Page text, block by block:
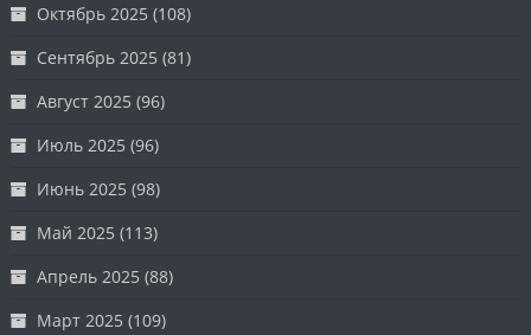
Октябрь 2025 (108)
Сентябрь 2025 (81)
Август 2025 (96)
Июль 2025 (96)
Июнь 2025 (98)
Май 2025 (113)
Апрель 2025 (88)
Март 2025 (109)